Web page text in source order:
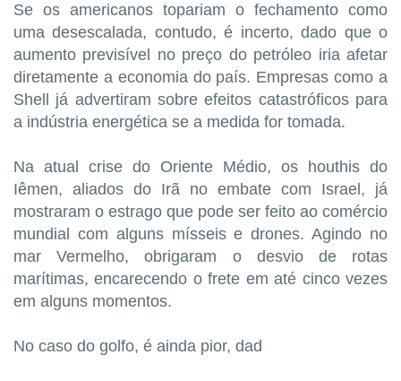
Se os americanos topariam o fechamento como
uma desescalada, contudo, é incerto, dado que o
aumento previsível no preço do petróleo iria afetar
diretamente a economia do país. Empresas como a
Shell já advertiram sobre efeitos catastróficos para
a indústria energética se a medida for tomada.
Na atual crise do Oriente Médio, os houthis do
Iêmen, aliados do Irã no embate com Israel, já
mostraram o estrago que pode ser feito ao comércio
mundial com alguns mísseis e drones. Agindo no
mar Vermelho, obrigaram o desvio de rotas
marítimas, encarecendo o frete em até cinco vezes
em alguns momentos.
No caso do golfo, é ainda pior, dad